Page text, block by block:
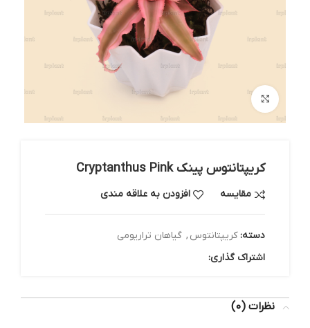
بزرگنمایی تصویر
کریپتانتوس پینک Cryptanthus Pink
مقایسه افزودن به علاقه مندی
دسته: کریپتانتوس , گیاهان تراریومی
اشتراک گذاری:
نظرات (0)